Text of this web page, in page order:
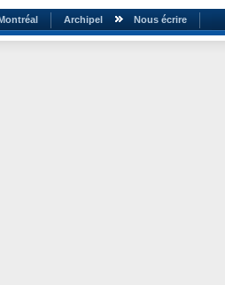
Archipel Nous écrire